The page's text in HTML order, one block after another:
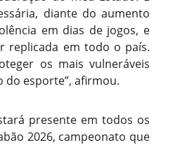
diante do aumento
em dias de jogos, e
replicada em todo o país.
os mais vulneráveis
esporte”, afirmou.
presente em todos os
2026, campeonato que